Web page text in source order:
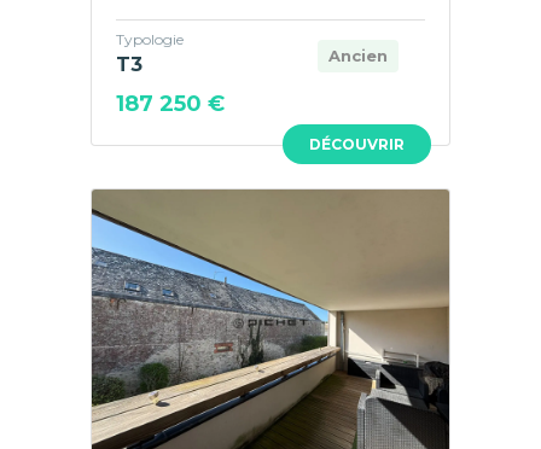
DÉCOUVRIR
Ancien
Typologie
T3
187 250 €